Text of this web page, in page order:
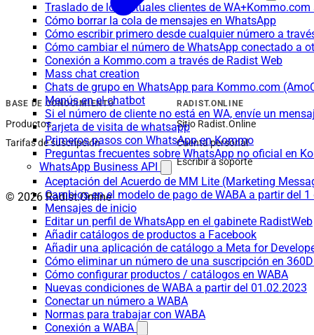
Traslado de los actuales clientes de
Cómo borrar la cola de mensajes en WhatsApp
Cómo escribir primero desde cualquier número a
Cómo cambiar el número de WhatsApp conectado a
Conexión a Kommo.com a través de Radist Web
Mass chat creation
Chats de grupo en WhatsApp para Kommo.com
Menús en el chatbot
Si el número de cliente no está en WA, envíe un
Tarjeta de visita de whatsapp
Primeros pasos con WhatsApp en Kommo
Preguntas frecuentes sobre WhatsApp no oficial en
WhatsApp Business API
Aceptación del Acuerdo de MM Lite (Marketing
Cambios en el modelo de pago de WABA a partir del
Mensajes de inicio
Editar un perfil de WhatsApp en el gabinete RadistWeb
Añadir catálogos de productos a Facebook
Añadir una aplicación de catálogo a Meta for
Cómo eliminar un número de una suscripción en
Cómo configurar productos / catálogos en WABA
Nuevas condiciones de WABA a partir del 01.02.2023
Conectar un número a WABA
Normas para trabajar con WABA
Conexión a WABA
BASE DE CONOCIMIENTO
Productos
Tarifas de suscripción
RADIST.ONLINE
Sitio Radist.Online
Cuenta personal
Escribir a soporte
© 2026 Radist.Online